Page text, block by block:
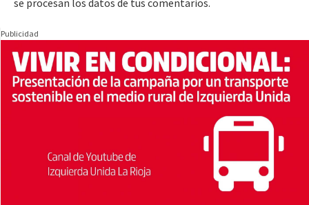
Publicidad